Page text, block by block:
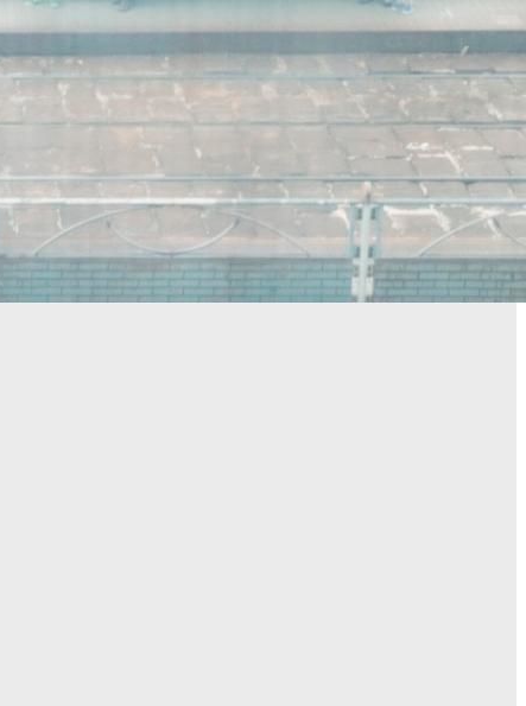
LOCAL
【連載】あの人と、あの街で、歩きながら話すこ
と＃4｜小田原のどかさんと読み解く、平和のモニ